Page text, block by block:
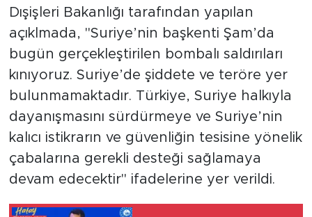
Dışişleri Bakanlığı tarafından yapılan
açıklmada, "Suriye’nin başkenti Şam’da
bugün gerçekleştirilen bombalı saldırıları
kınıyoruz. Suriye’de şiddete ve teröre yer
bulunmamaktadır. Türkiye, Suriye halkıyla
dayanışmasını sürdürmeye ve Suriye’nin
kalıcı istikrarın ve güvenliğin tesisine yönelik
çabalarına gerekli desteği sağlamaya
devam edecektir" ifadelerine yer verildi.